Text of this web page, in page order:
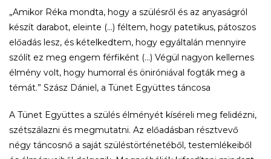
„Amikor Réka mondta, hogy a szülésről és az anyaságról
készít darabot, eleinte (...) féltem, hogy patetikus, pátoszos
előadás lesz, és kételkedtem, hogy egyáltalán mennyire
szólít ez meg engem férfiként (...) Végül nagyon kellemes
élmény volt, hogy humorral és öniróniával fogták meg a
témát.” Szász Dániel, a Tünet Együttes táncosa
A Tünet Együttes a szülés élményét kíséreli meg felidézni,
szétszálazni és megmutatni. Az előadásban résztvevő
négy táncosnő a saját szüléstörténetéből, testemlékeiből